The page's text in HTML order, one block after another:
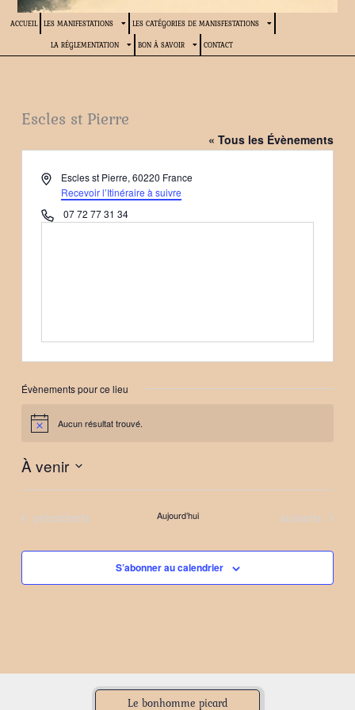
ACCUEIL LES MANIFESTATIONS LES CATÉGORIES DE MANISFESTATIONS
LA RÉGLEMENTATION BON À SAVOIR CONTACT
Escles st Pierre
« Tous les Évènements
AdresseEscles st Pierre, 60220 France
Recevoir l’Itinéraire à suivre
Téléphone07 72 77 31 34
Évènements pour ce lieu
Notice Aucun résultat trouvé.
À venir
Sélectionnez
date.Évènements
précédents Aujourd’hui Évènements
suivants
S’abonner au calendrier
Le bonhomme picard